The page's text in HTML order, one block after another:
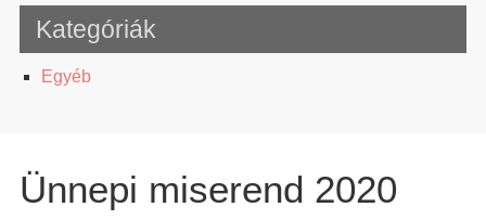
Kategóriák
Egyéb
Ünnepi miserend 2020